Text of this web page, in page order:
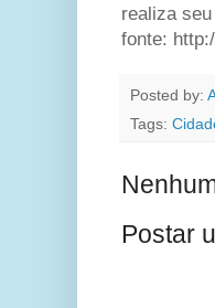
realiza
fonte:
Posted by:
Tags:
Postar